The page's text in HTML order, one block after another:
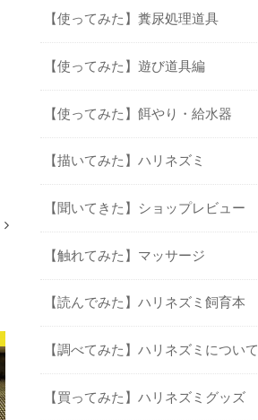
【使ってみた】糞尿処理道具
【使ってみた】遊び道具編
【使ってみた】餌やり・給水器
【描いてみた】ハリネズミ
【聞いてきた】ショップレビュー
【触れてみた】マッサージ
【読んでみた】ハリネズミ飼育本
【調べてみた】ハリネズミについて
【買ってみた】ハリネズミグッズ